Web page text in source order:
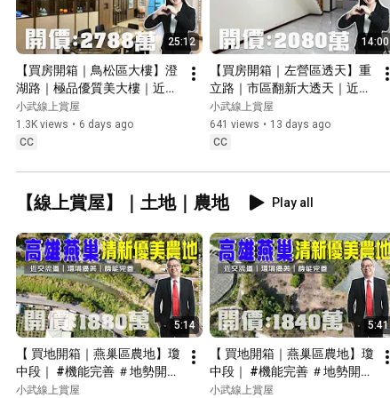
25:12
【買房開箱｜鳥松區大樓】澄
湖路｜極品優質美大樓｜近商
圈學區｜採光明亮｜生活機能
便利｜雙主臥設計｜鄰近澄湖
園區 果嶺公園 長庚醫院｜開
小武線上賞屋
1.3K views • 6 days ago
CC
14:00
【買房開箱｜左營區透天】重
立路｜市區翻新大透天｜近商
圈學區｜採光明亮｜生活機能
便利｜開價2080萬
小武線上賞屋
641 views • 13 days ago
CC
【線上賞屋】｜土地｜農地 Play all
5:14
【 買地開箱｜燕巢區農地】瓊
中段｜ #機能完善 ＃地勢開闊
｜開價１８8０萬｜近燕巢市
小武線上賞屋
5:41
【 買地開箱｜燕巢區農地】瓊
中段｜ #機能完善 ＃地勢開闊
｜開價１８４０萬｜近燕巢市
小武線上賞屋